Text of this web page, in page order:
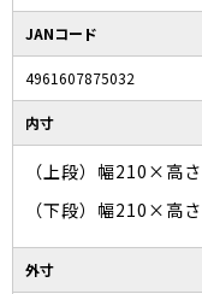
JANコード
4961607875032
内寸
（上段）幅210×高
（下段）幅210×高
外寸